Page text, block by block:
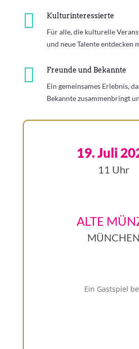
 Kulturinteressierte
Für alle, die kulturelle
und neue Talente entdecken
 Freunde und Bekannte
Ein gemeinsames Erlebnis,
Bekannte zusammenbringt
19. Juli
11 Uhr
ALTE
MÜNCHEN
Ein Gastspiel